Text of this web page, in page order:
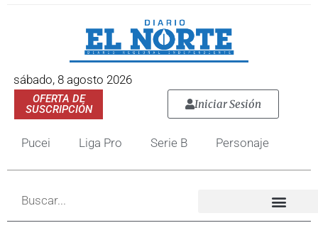
sábado, 8 agosto 2026
OFERTA DE
SUSCRIPCIÓN
Iniciar Sesión
Pucei Liga Pro Serie B Personaje